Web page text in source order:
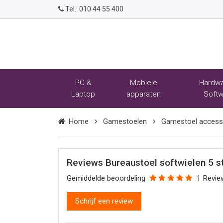
Tel.: 010 44 55 400
PC &
Laptop
Mobiele
apparaten
Home Gamestoelen Gamestoel
Reviews Bureaustoel softwielen 5
Gemiddelde beoordeling 1
Schrijf een review